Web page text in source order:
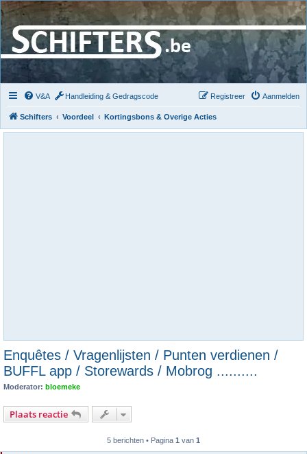
V&A Handleiding & Gedragscode Aanmelden
Registreer
Schifters Voordeel Kortingsbons & Overige Acties
Enquêtes / Vragenlijsten / Punten verdienen /
BUFFL app / Storewards / Mobrog ..........
Moderator: bloemeke
Plaats reactie
5 berichten • Pagina 1 van 1